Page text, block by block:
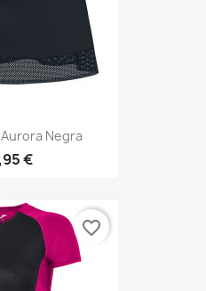
Negra
€
favorite_border